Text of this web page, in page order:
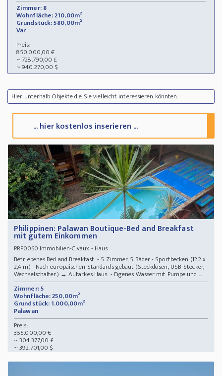
Zimmer: 8
Wohnfläche: 210,00m²
Grundstück: 580,00m²
Var
Preis:
850.000,00 €
~ 728.790,00 £
~ 940.270,00 $
Hier unterhalb Objekte die Sie vielleicht interessieren könnten.
... hier kostenlos inserieren ...
Philippinen: Palawan Boutique-Bed and Breakfast
mit gutem Einkommen
PRP0060 Immobilien-Civaux - Haus
Betriebenes Bed and Breakfast: - 5 Zimmer, 5 Bäder - Sportbecken (12,2 x
2,4 m) - Nach europäischen Standards gebaut (Steckdosen, USB-Stecker,
Wechselschalter.) → Autarkes Haus: - Eigenes Wasser mit Pumpe und ...
Zimmer: 5
Wohnfläche: 250,00m²
Grundstück: 1.000,00m²
Palawan
Preis:
355.000,00 €
~ 304.377,00 £
~ 392.701,00 $